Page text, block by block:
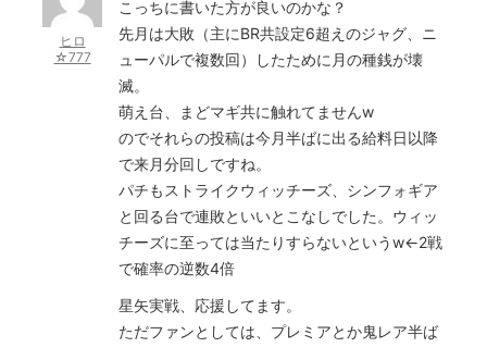
ヒロ
☆777
こっちに書いた方が良いのかな？
先月は大敗（主にBR共設定6超えのジャグ、ニ
ューパルで複数回）したために月の種銭が壊
滅。
萌え台、まどマギ共に触れてませんw
のでそれらの投稿は今月半ばに出る給料日以降
で来月分回しですね。
パチもストライクウィッチーズ、シンフォギア
と回る台で連敗といいとこなしでした。ウィッ
チーズに至っては当たりすらないというw←2戦
で確率の逆数4倍
星矢実戦、応援してます。
ただファンとしては、プレミアとか鬼レア半ば